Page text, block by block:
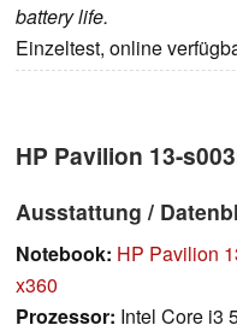
battery life.
Einzeltest, online
HP Pavilion 13-
Ausstattung /
Notebook: HP Pavilion
x360
Prozessor: Intel Core i3